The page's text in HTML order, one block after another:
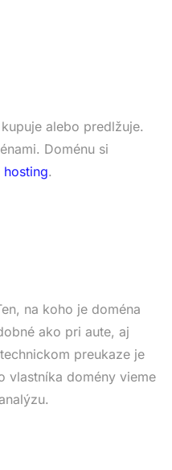
alebo predlžuje.
Doménu si
.
na koho je doména
ako pri aute, aj
preukaze je
vlastníka domény vieme